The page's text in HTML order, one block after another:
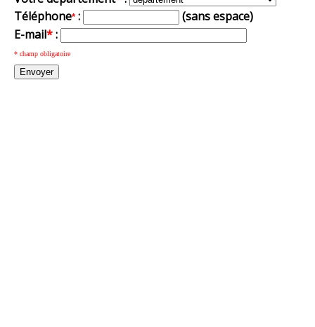
Téléphone* :
(sans espace)
E-mail*:
* champ obligatoire